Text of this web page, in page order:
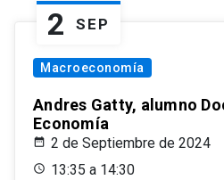
2 SEP
Macroeconomía
Andres Gatty, alumno
Economía
2 de Septiembre de 2024
13:35 a 14:30